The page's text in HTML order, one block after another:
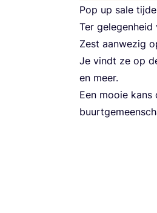
Pop up sale
Ter gele­gen­heid
Zest aan­we­zig
Je vindt ze op
en meer.
Een mooie